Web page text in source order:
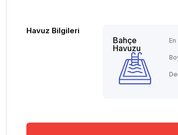
Havuz Bilgileri
Bahçe
Havuzu
En